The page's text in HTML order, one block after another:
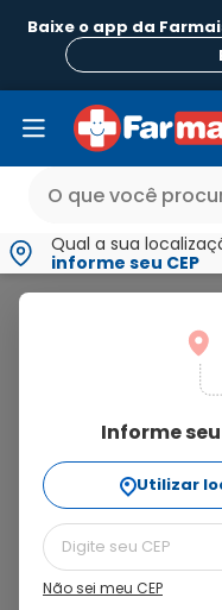
Baixe o app da
Qual a sua
informe seu CEP
Informe
Utilizar
Não sei meu CEP
Ordenar Por
relevância